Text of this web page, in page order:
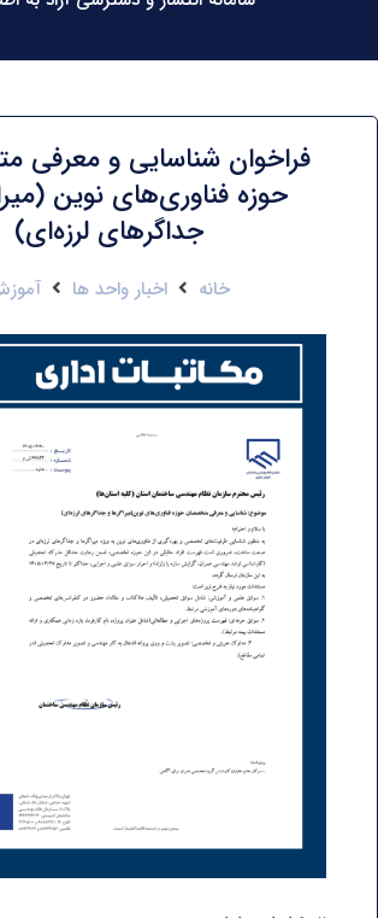
فراخوان شناسایی و معرفی
حوزه فناوری‌های نوین
جداگرهای لرزه‌ای)
خانه اخبار واحد ها